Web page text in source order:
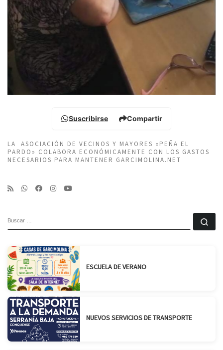
Suscribirse Compartir
LA ASOCIACIÓN DE VECINOS Y MAYORES «PEÑA EL
PARDO» COLABORA ECONÓMICAMENTE CON LOS GASTOS
NECESARIOS PARA MANTENER GARCIMOLINA.NET
ESCUELA DE VERANO
NUEVOS SERVICIOS DE TRANSPORTE